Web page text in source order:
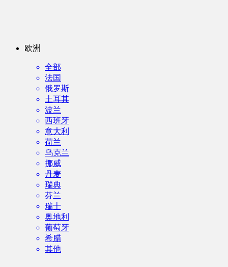
欧洲
全部
法国
俄罗斯
土耳其
波兰
西班牙
意大利
荷兰
乌克兰
挪威
丹麦
瑞典
芬兰
瑞士
奥地利
葡萄牙
希腊
其他